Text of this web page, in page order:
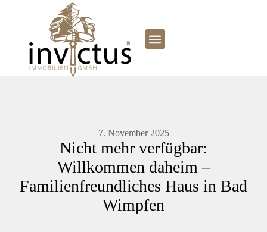
7. November 2025
Nicht mehr verfügbar:
Willkommen daheim –
Familienfreundliches Haus in Bad
Wimpfen